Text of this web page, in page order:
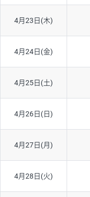
4月23日(木)
4月24日(金)
4月25日(土)
4月26日(日)
4月27日(月)
4月28日(火)